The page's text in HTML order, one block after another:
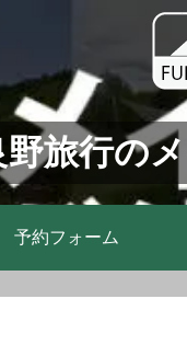
旅行の
予約フォーム